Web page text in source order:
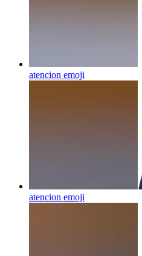
atencion emoji
atencion emoji